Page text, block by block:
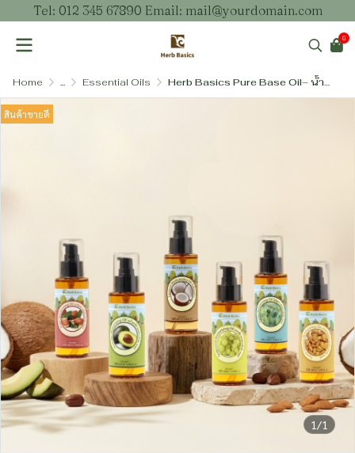
Tel: 012 345 67890 Email: mail@yourdomain.com
0
Home ... Essential Oils Herb Basics Pure Base Oil– น้ำมันเบสธรรมชาติ น้ำมันบำรุงผิวและเส้นผม
1/1
สินค้าขายดี